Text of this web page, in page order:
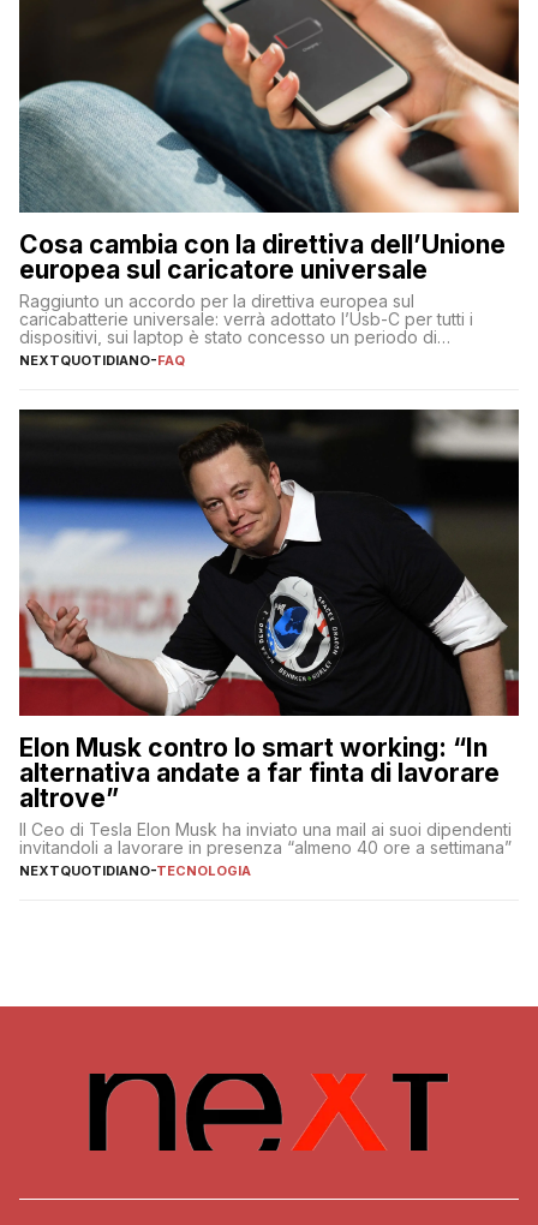
Cosa cambia con la direttiva dell’Unione
europea sul caricatore universale
Raggiunto un accordo per la direttiva europea sul
caricabatterie universale: verrà adottato l’Usb-C per tutti i
dispositivi, sui laptop è stato concesso un periodo di
adeguamento di 40 mesi
NEXTQUOTIDIANO-FAQ
Elon Musk contro lo smart working: “In
alternativa andate a far finta di lavorare
altrove”
Il Ceo di Tesla Elon Musk ha inviato una mail ai suoi dipendenti
invitandoli a lavorare in presenza “almeno 40 ore a settimana”
NEXTQUOTIDIANO-TECNOLOGIA